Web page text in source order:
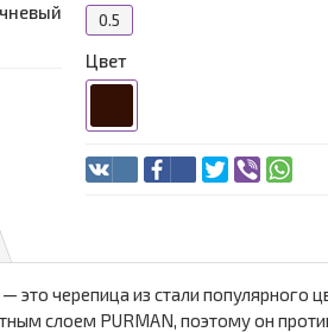
0.5
Цвет
черепица из стали популярного
слоем PURMAN, поэтому он